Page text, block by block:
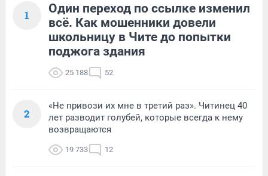
1
Один переход по ссылке изменил
всё. Как мошенники довели
школьницу в Чите до попытки
поджога здания
25 188 52
2
«Не привози их мне в третий раз». Читинец 40
лет разводит голубей, которые всегда к нему
возвращаются
19 733 12